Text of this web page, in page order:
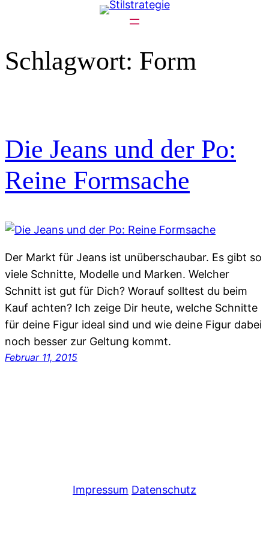
Schlagwort: Form
Die Jeans und der Po:
Reine Formsache
Der Markt für Jeans ist unüberschaubar. Es gibt so
viele Schnitte, Modelle und Marken. Welcher
Schnitt ist gut für Dich? Worauf solltest du beim
Kauf achten? Ich zeige Dir heute, welche Schnitte
für deine Figur ideal sind und wie deine Figur dabei
noch besser zur Geltung kommt.
Februar 11, 2015
Impressum Datenschutz